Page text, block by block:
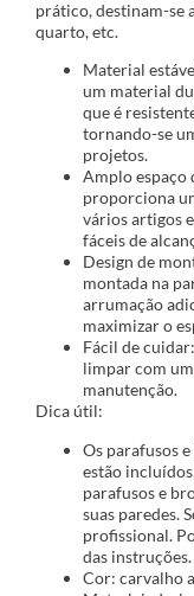
prático, destinam-se
quarto, etc.
Material
um material
que é
tornando-se
projetos.
Amplo espaço
proporciona
vários artigos
fáceis de
Design de
montada na
arrumação
maximizar o
Fácil de
limpar com
manutenção.
Dica útil:
Os parafusos
estão
parafusos e
suas paredes.
profissional.
das instruções.
Cor: carvalho